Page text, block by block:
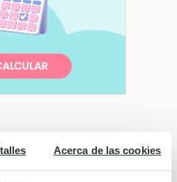
Acerca de las cookies
parto, estamos